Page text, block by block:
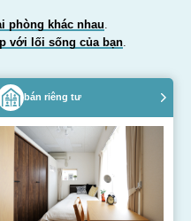
phòng khác nhau
với lối sống của bạn.
bán riêng tư